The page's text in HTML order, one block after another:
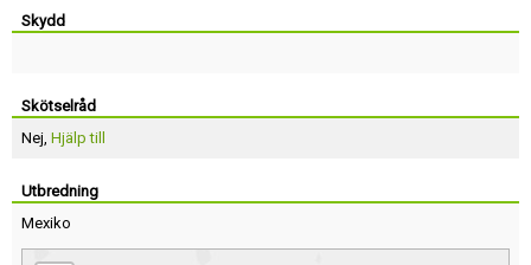
Skydd
Skötselråd
Nej, Hjälp till
Utbredning
Mexiko